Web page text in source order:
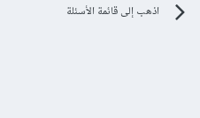
اذهب إلى قائمة الأسئلة